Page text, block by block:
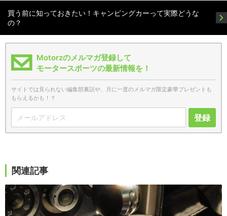
買う前に知っておきたい！キャンピングカーって実際どうな
の？
Motorzのメルマガ登録して
モータースポーツの最新情報を！
サイトでは見られない編集部裏話や、月に一度のメルマガ限定豪華プレゼントも
もらえるかも！？
登録
関連記事